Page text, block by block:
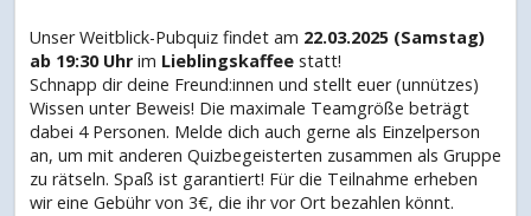
Unser Weitblick-Pubquiz findet am 22.03.2025 (Samstag)
ab 19:30 Uhrim Lieblingskaffee statt!
Schnapp dir deine Freund:innen und stellt euer (unnützes)
Wissen unter Beweis! Die maximale Teamgröße beträgt
dabei 4 Personen. Melde dich auch gerne als Einzelperson
an, um mit anderen Quizbegeisterten zusammen als Gruppe
zu rätseln. Spaß ist garantiert! Für die Teilnahme erheben
wir eine Gebühr von 3€, die ihr vor Ort bezahlen könnt.